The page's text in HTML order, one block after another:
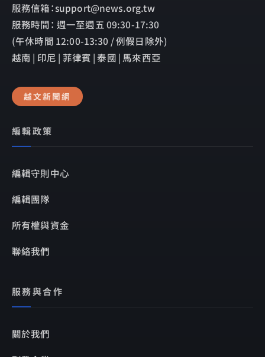
服務信箱：support@news.org.tw
服務時間： 週一至週五 09:30-17:30
(午休時間 12:00-13:30 / 例假日除外)
越南 | 印尼 | 菲律賓 | 泰國 | 馬來西亞
越文新聞網
編輯政策
編輯守則中心
編輯團隊
所有權與資金
聯絡我們
服務與合作
關於我們